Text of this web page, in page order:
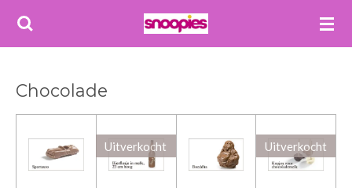
Ga
deChocolade
Uitverkocht Uitverkocht